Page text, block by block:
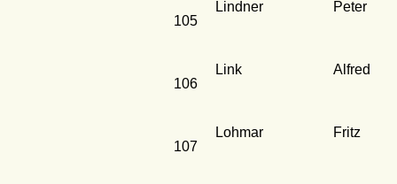
105
Lindner Peter
106
Link Alfred
107
Lohmar Fritz